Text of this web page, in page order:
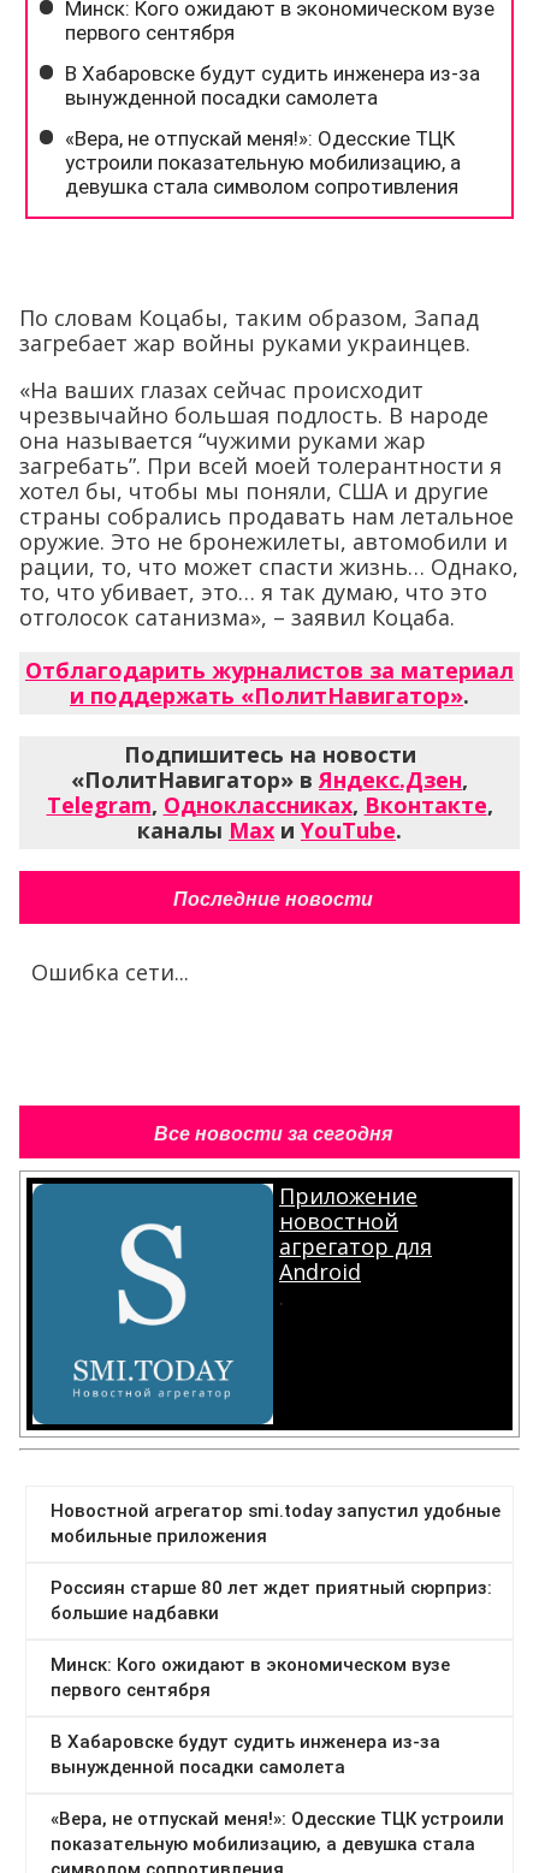
По словам Коцабы, таким образом, Запад
загребает жар войны руками украинцев.
«На ваших глазах сейчас происходит
чрезвычайно большая подлость. В народе
она называется “чужими руками жар
загребать”. При всей моей толерантности я
хотел бы, чтобы мы поняли, США и другие
страны собрались продавать нам летальное
оружие. Это не бронежилеты, автомобили и
рации, то, что может спасти жизнь… Однако,
то, что убивает, это… я так думаю, что это
отголосок сатанизма», – заявил Коцаба.
Отблагодарить журналистов за материал
и поддержать «ПолитНавигатор».
Подпишитесь на новости
«ПолитНавигатор» вЯндекс.Дзен,
Telegram, Одноклассниках, Вконтакте,
каналы Max и YouTube.
Последние новости
Ошибка сети...
Все новости за сегодня
Приложение
новостной
агрегатор для
Android
.